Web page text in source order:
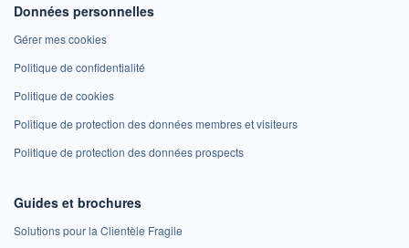
Données personnelles
Gérer mes cookies
Politique de confidentialité
Politique de cookies
Politique de protection des données membres et visiteurs
Politique de protection des données prospects
Guides et brochures
Solutions pour la Clientèle Fragile